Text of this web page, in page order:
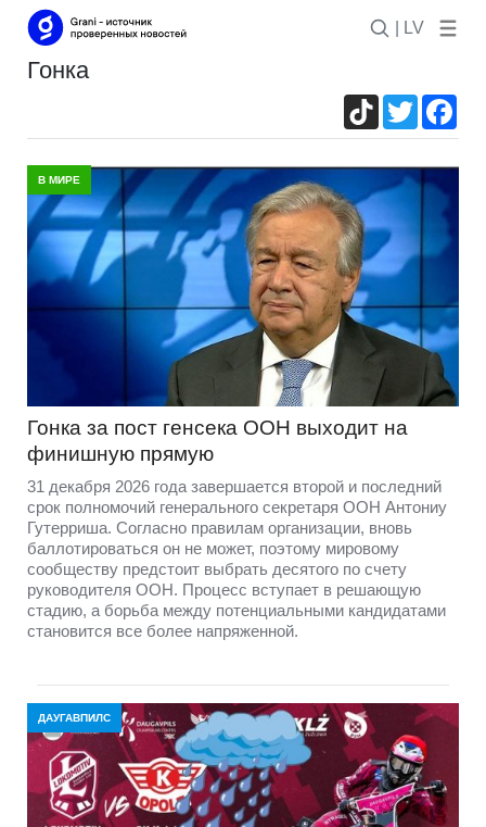
| LV
гонка
TikTokTwitter
В МИРЕ
Гонка за пост генсека ООН выходит на
финишную прямую
31 декабря 2026 года завершается второй и последний
срок полномочий генерального секретаря ООН Антониу
Гутерриша. Согласно правилам организации, вновь
баллотироваться он не может, поэтому мировому
сообществу предстоит выбрать десятого по счету
руководителя ООН. Процесс вступает в решающую
стадию, а борьба между потенциальными кандидатами
становится все более напряженной.
ДАУГАВПИЛС